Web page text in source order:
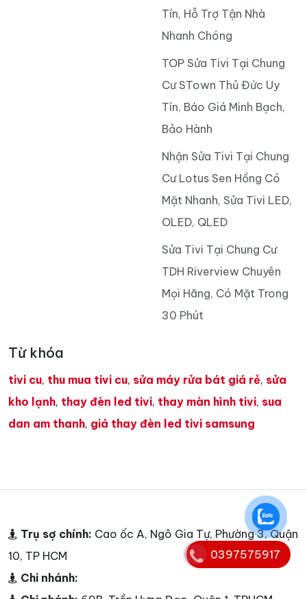
Tín, Hỗ Trợ Tận Nhà
Nhanh Chóng
TOP Sửa Tivi Tại Chung
Cư STown Thủ Đức Uy
Tín, Báo Giá Minh Bạch,
Bảo Hành
Nhận Sửa Tivi Tại Chung
Cư Lotus Sen Hồng Có
Mặt Nhanh, Sửa Tivi LED,
OLED, QLED
Sửa Tivi Tại Chung Cư
TDH Riverview Chuyên
Mọi Hãng, Có Mặt Trong
30 Phút
Từ khóa
tivi cu, thu mua tivi cu, sửa máy rửa bát giá rẻ, sửa
kho lạnh, thay đèn led tivi, thay màn hình tivi, sua
dan am thanh, giá thay đèn led tivi samsung
Trụ sợ chính: Cao ốc A, Ngô Gia Tự, Phường 3, Quận
10, TP HCM
Chi nhánh:
0397575917